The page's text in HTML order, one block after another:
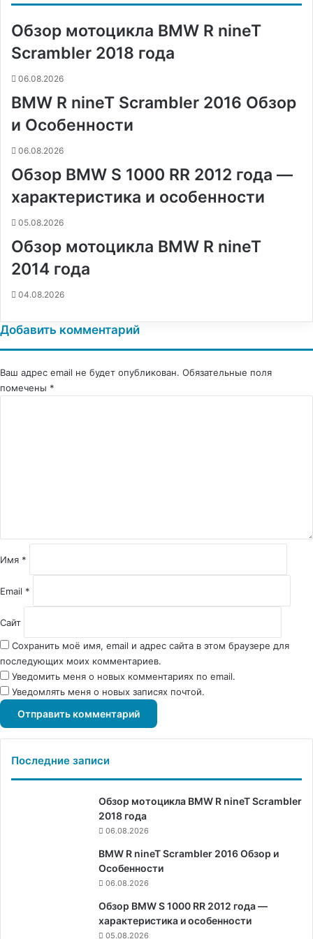
o
e
s
t
к
т
е
а
с
с
и
к
g
r
g
r
p
p
a
т
ь
Обзор мотоцикла BMW R nineT
Scrambler 2018 года
06.08.2026
BMW R nineT Scrambler 2016 Обзор
и Особенности
06.08.2026
Обзор BMW S 1000 RR 2012 года —
характеристика и особенности
05.08.2026
Обзор мотоцикла BMW R nineT
2014 года
04.08.2026
Добавить комментарий
Ваш адрес email не будет опубликован. Обязательные поля
помечены *
и
й
Имя *
Email *
Сайт
Сохранить моё имя, email и адрес сайта в этом браузере для
последующих моих комментариев.
Уведомить меня о новых комментариях по email.
Уведомлять меня о новых записях почтой.
Последние записи
Обзор мотоцикла BMW R nineT Scrambler
2018 года
06.08.2026
BMW R nineT Scrambler 2016 Обзор и
Особенности
06.08.2026
Обзор BMW S 1000 RR 2012 года —
характеристика и особенности
05.08.2026